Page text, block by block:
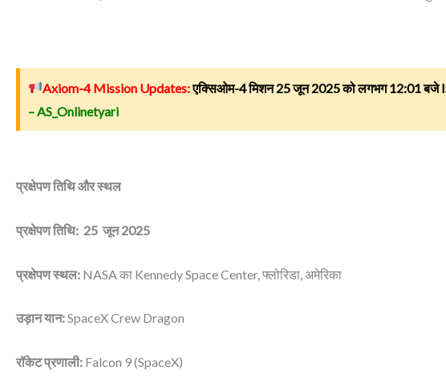
Axiom-4 Mission Updates:एक्सिओम-4 मिशन25 जून 2025 को लगभग12:01 बजे
– AS_Onlinetyari
प्रक्षेपण तिथि और स्थल
प्रक्षेपण तिथि: 25 जून 2025
प्रक्षेपण स्थल: NASA का Kennedy Space Center, फ्लोरिडा, अमेरिका
उड़ान यान:SpaceX Crew Dragon
रॉकेट प्रणाली: Falcon 9 (SpaceX)